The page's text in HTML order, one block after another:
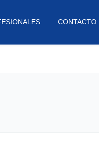
CONTACTO